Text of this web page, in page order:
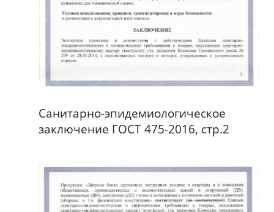
Санитарно-эпидемиологическое
заключение ГОСТ 475-2016, стр.2